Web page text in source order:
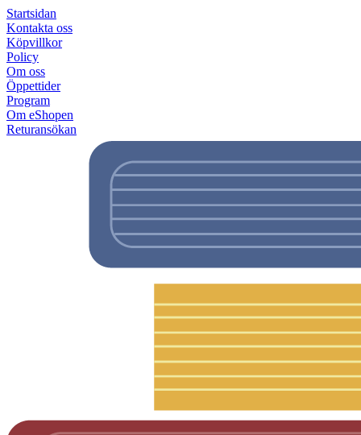
Startsidan
Kontakta oss
Köpvillkor
Policy
Om oss
Öppettider
Program
Om eShopen
Returansökan